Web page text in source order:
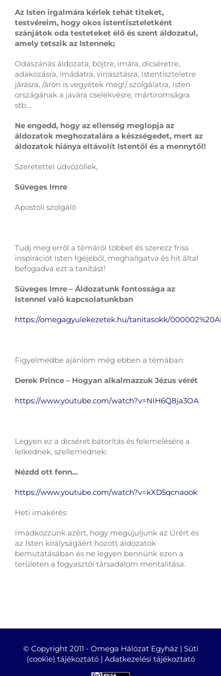
Az Isten irgalmára kérlek tehát titeket,
testvéreim, hogy okos istentiszteletként
szánjátok oda testeteket élő és szent áldozatul,
amely tetszik az Istennek;
Odaszánás áldozata, böjtre, imára, dicséretre,
adakozásra, imádatra, virrasztásra, Istentiszteletre
járásra, /áron is vegyétek meg!/ szolgálatra, Isten
országának a javára cselekvésre, mártíromságra
stb…
Ne engedd, hogy az ellenség meglopja az
áldozatok meghozatalára a készségedet, mert az
áldozatok hiánya eltávolít Istentől és a mennytől!
Szeretettel üdvözöllek,
Süveges Imre
Apostoli szolgáló
Tudj meg erről a témáról többet és szerezz friss
inspirációt Isten Igéjéből, meghallgatva és hit által
befogadva ezt a tanítást!
Süveges Imre – Áldozatunk fontossága az
Istennel való kapcsolatunkban
https://omegagyulekezetek.hu/tanitasokk/
Figyelmedbe ajánlom még ebben a témában:
Derek Prince – Hogyan alkalmazzuk Jézus vérét
https://www.youtube.com/watch?v=NIH6Q8ja3OA
Legyen ez a dicséret bátorítás és felemelésére a
lelkednek, szellemednek:
Nézdd ott fenn…
https://www.youtube.com/watch?v=kXD5qcnaook
Heti imakérés:
Imádkozzunk azért, hogy megújuljunk az Úrért és
az Isten királyságáért hozott áldozatok
bemutatásában és ne legyen bennünk ezen a
területen a fogyasztói társadalom mentalitása.
© Copyright 2011 - Omega Hálózat Egyház | Süti
(cookie) tájékoztató| Adatkezelési tájékoztató